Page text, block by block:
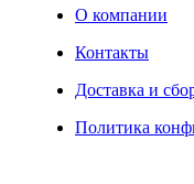
О компании
Контакты
Доставка и
Политика